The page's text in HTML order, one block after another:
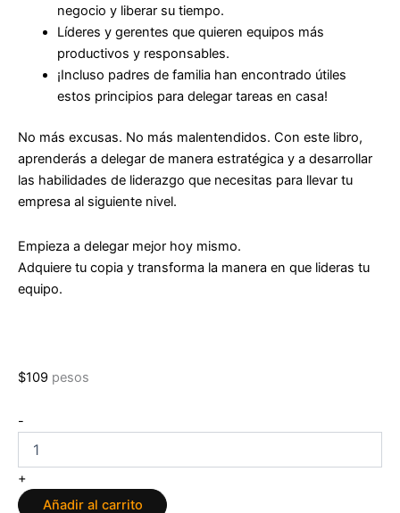
negocio y liberar su tiempo.
Líderes y gerentes que quieren equipos más
productivos y responsables.
¡Incluso padres de familia han encontrado útiles
estos principios para delegar tareas en casa!
No más excusas. No más malentendidos. Con este libro,
aprenderás a delegar de manera estratégica y a desarrollar
las habilidades de liderazgo que necesitas para llevar tu
empresa al siguiente nivel.
Empieza a delegar mejor hoy mismo.
Adquiere tu copia y transforma la manera en que lideras tu
equipo.
$109 pesos
-
Bien
de
Víctor
Salgado
cantidad
+
Añadir al carrito